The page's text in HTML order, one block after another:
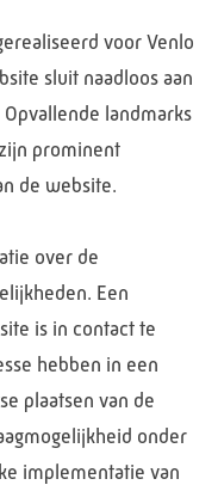
voor Venlo
sluit naadloos aan
landmarks
prominent
de website.
over de
Een
is in contact te
hebben in een
plaatsen van de
onder
implementatie van